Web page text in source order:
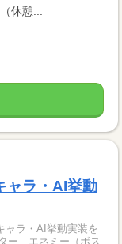
休憩...
ャラ・AI挙動
ャラ・AI挙動実装を
ー、エネミー（ボス